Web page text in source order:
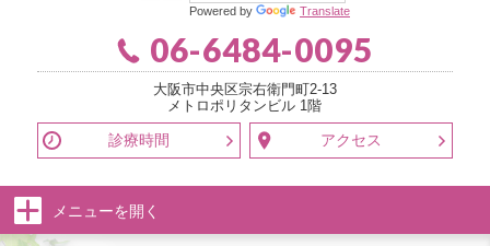
Powered by Translate
06-6484-0095
大阪市中央区宗右衛門町2-13
メトロポリタンビル 1階
診療時間 アクセス
メニューを開く